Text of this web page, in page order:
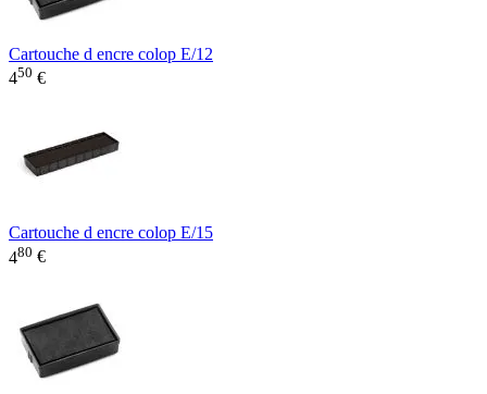
Cartouche d encre colop E/12
450 €
Cartouche d encre colop E/15
480 €